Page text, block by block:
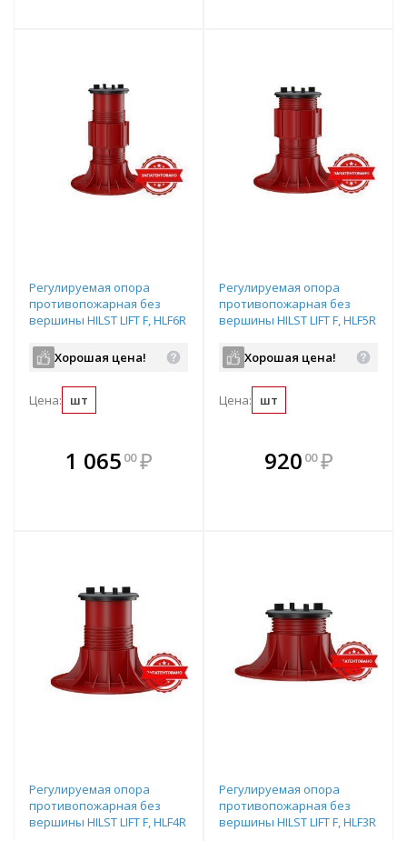
Регулируемая опора
противопожарная без
вершины HILST LIFT F, HLF6R
Хорошая цена!
Цена: шт
1 065 00 ₽
В комплекте
всегда выгоднее!
Регулируемая опора
противопожарная без
вершины HILST LIFT F, HLF5R
Хорошая цена!
Цена: шт
В комплекте
всегда выгоднее!
920 00 ₽
Регулируемая опора
противопожарная без
вершины HILST LIFT F, HLF4R
Регулируемая опора
противопожарная без
вершины HILST LIFT F, HLF3R